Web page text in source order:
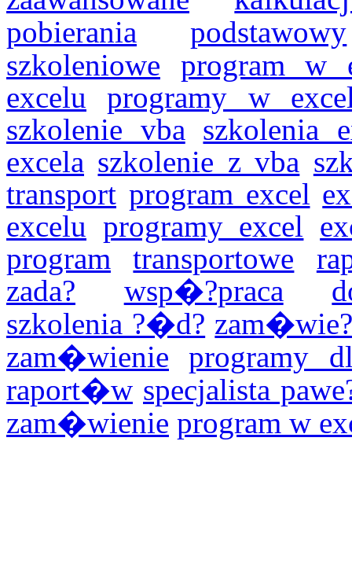
pobierania
podstawowy
szkoleniowe
program w
excelu
programy w
szkolenie vba szkolenia
excela szkolenie z vba
transport program excel
excelu programy excel
program
transportowe
zada? wsp�?praca
szkolenia ?�d?
zam�wienie programy
raport�w specjalista
zam�wienie program w